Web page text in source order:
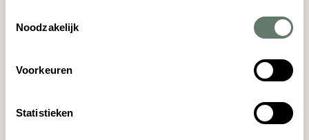
Noodzakelijk
Voorkeuren
Statistieken
Silent Disco 21 juli